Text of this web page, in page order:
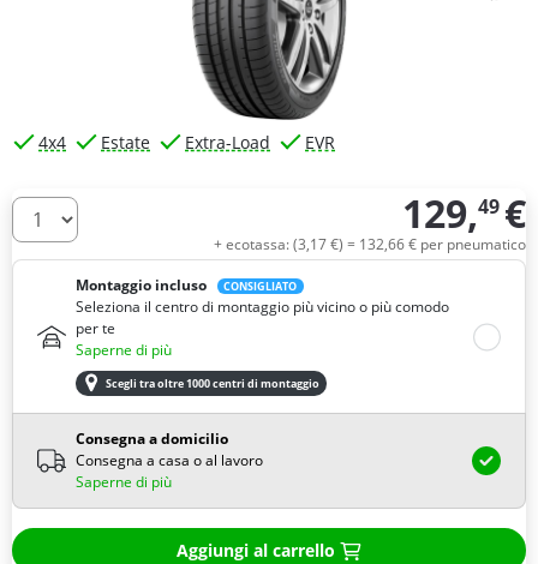
4x4 Estate Extra-Load EVR
Quantità 129,49 €
+ ecotassa: (3,17€) = 132,66€ per pneumatico
Montaggio incluso
CONSIGLIATO
Seleziona il centro di montaggio più vicino o più comodo
per te
Saperne di più
Scegli tra oltre 1000 centri di montaggio
Consegna a domicilio
Consegna a casa o al lavoro
Saperne di più
Aggiungi al carrello